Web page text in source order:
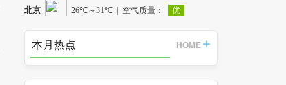
本月热点 HOME